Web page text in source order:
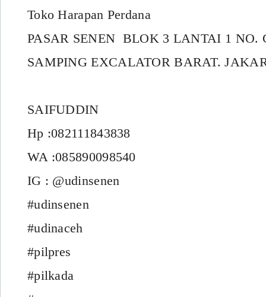
Toko Harapan Perdana
PASAR SENEN BLOK 3 LANTAI 1 NO.
SAMPING EXCALATOR BARAT.
SAIFUDDIN
Hp :082111843838
WA :085890098540
IG : @udinsenen
#udinsenen
#udinaceh
#pilpres
#pilkada